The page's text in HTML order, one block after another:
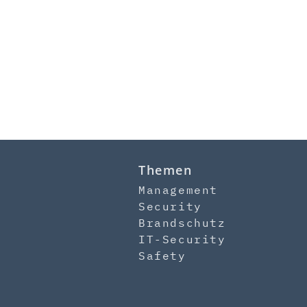
Themen
Management
Security
Brandschutz
IT-Security
Safety